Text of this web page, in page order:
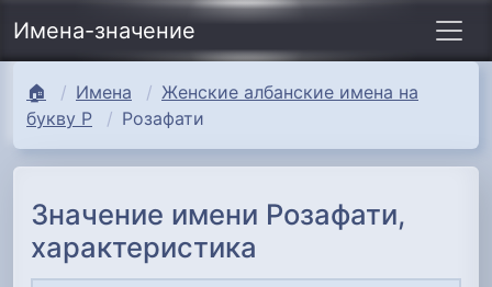
Имена-значение
🏠 Имена
Женские албанские имена на
букву Р
Розафати
Значение имени Розафати,
характеристика